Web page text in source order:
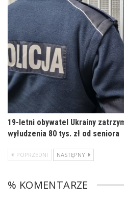
19-letni obywatel Ukrainy
wyłudzenia 80 tys. zł od seniora
POPRZEDNI NASTĘPNY
% KOMENTARZE